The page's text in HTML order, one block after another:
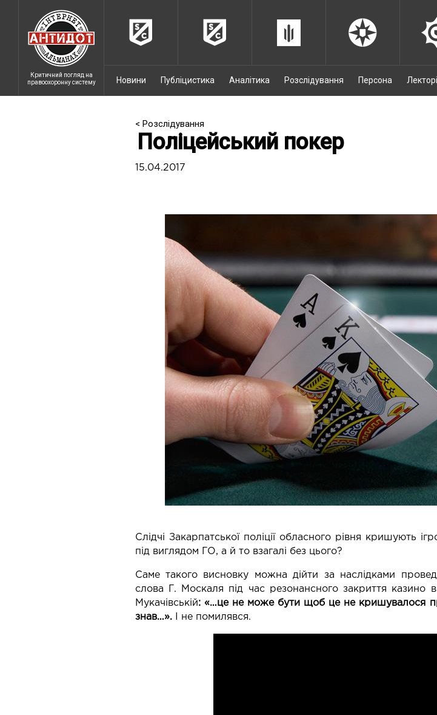
Критичний погляд на
правоохоронну систему
Новини Публіцистика Аналітика Розслідування Персона
< Розслідування
Поліцейський покер
15.04.2017
Слідчі Закарпатської поліції обласного рівня кришують
під виглядом ГО, а й то взагалі без цього?
Саме такого висновку можна дійти за наслідками
слова Г. Москаля під час резонансного закриття казино
Мукачівській: «…це не може бути щоб це не кришувалося
знав…».
І не помилявся.